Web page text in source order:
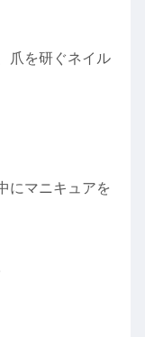
爪を研ぐネイル
にマニキュアを